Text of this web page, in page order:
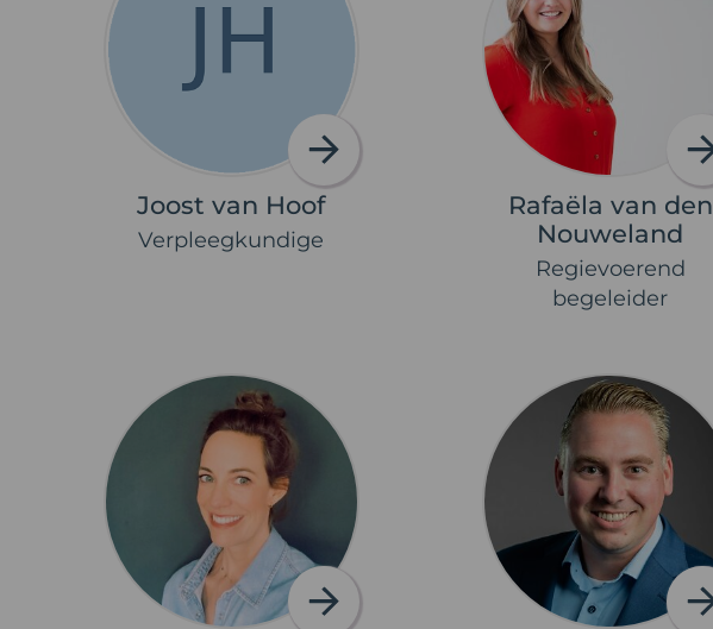
Joost van Hoof
Verpleegkundige
Rafaëla van den
Nouweland
Regievoerend
begeleider